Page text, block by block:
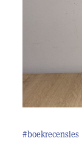
#boekrecensies